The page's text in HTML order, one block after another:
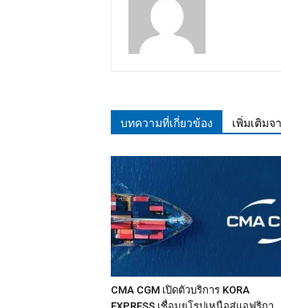
บทความที่เกี่ยวข้อง เพิ่มเติมจ
CMA CGM เปิดตัวบริการ KORA
EXPRESS เชื่อมยุโรปเหนือสู่แอฟริกา